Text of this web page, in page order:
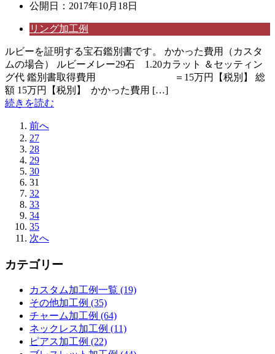
公開日： 2017年10月18日
リング加工例
ルビーを証明する宝石鑑別書です。 かかった費用（カスタ
ムの場合） ルビーメレー29石 1.20カラット ＆セッティン
グ代 鑑別書取得費用 ＝15万円【税別】 総
額 15万円【税別】 かかった費用 […]
続きを読む
前へ
27
28
29
30
31
32
33
34
35
次へ
カテゴリー
カスタム加工例一覧 (19)
その他加工例 (35)
チャーム加工例 (64)
ネックレス加工例 (11)
ピアス加工例 (22)